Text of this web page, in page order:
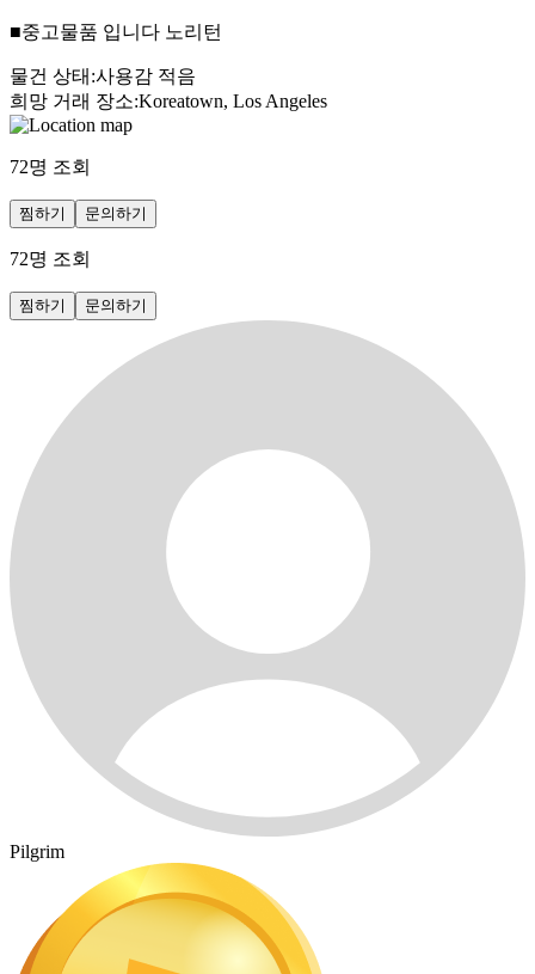
■중고물품 입니다 노리턴
물건 상태 :사용감 적음
희망 거래 장소:Koreatown, Los Angeles
72명 조회
찜하기 문의하기
72명 조회
찜하기 문의하기
Pilgrim